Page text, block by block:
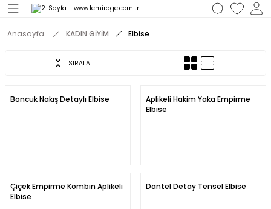
Geri Dön
Anasayfa KADIN GİYİM Elbise
SIRALA
Boncuk Nakış Detaylı Elbise
Aplikeli Hakim Yaka Empirme
Elbise
Çiçek Empirme Kombin Aplikeli
Elbise
Dantel Detay Tensel Elbise